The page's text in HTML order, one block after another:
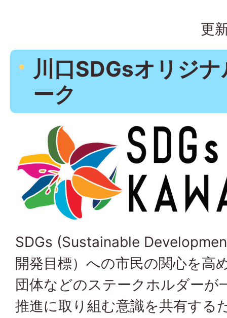
更
川口SDGsオリジ
ーク
SDGs (Sustainable
開発目標）への市民の関心を高
団体などのステークホルダーが
推進に取り組む意識を共有する